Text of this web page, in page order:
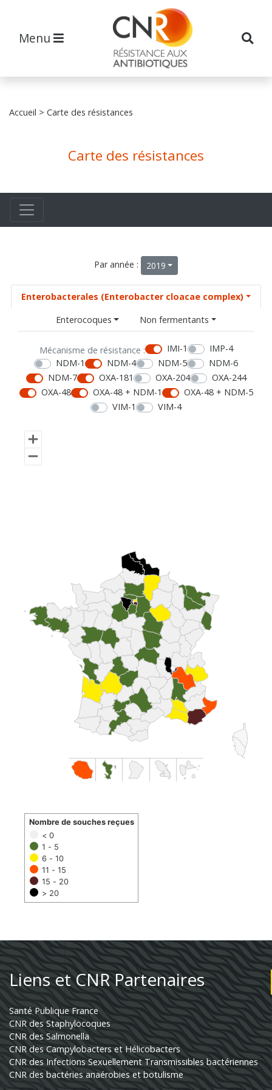
Menu
Accueil > Carte des résistances
Carte des résistances
Par année : 2019
Enterobacterales (Enterobacter cloacae complex)
Enterocoques
Non fermentants
Mécanisme de résistance : IMI-1
IMP-4
NDM-1
NDM-4 NDM-5
NDM-6
NDM-7
OXA-181 OXA-204
OXA-244
OXA-48
OXA-48 + NDM-1
OXA-48 + NDM-5
VIM-1
VIM-4
< 0
1 - 5
6 - 10
11 - 15
15 - 20
> 20
Nombre de souches reçues
Liens et CNR Partenaires
Santé Publique France
CNR des Staphylocoques
CNR des Salmonella
CNR des Campylobacters et Hélicobacters
CNR des Infections Sexuellement Transmissibles bactériennes
CNR des bactéries anaérobies et botulisme